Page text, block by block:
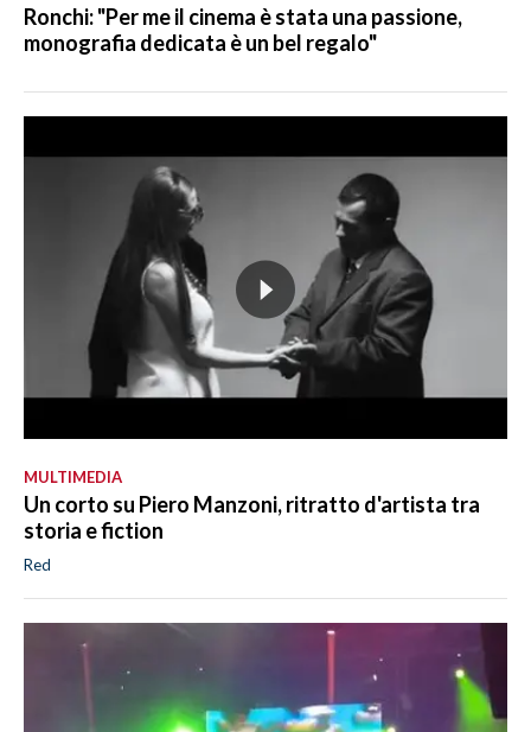
Ronchi: "Per me il cinema è stata una passione,
monografia dedicata è un bel regalo"
MULTIMEDIA
Un corto su Piero Manzoni, ritratto d'artista tra
storia e fiction
Red